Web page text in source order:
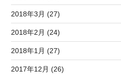
2018年3月 (27)
2018年2月 (24)
2018年1月 (27)
2017年12月 (26)